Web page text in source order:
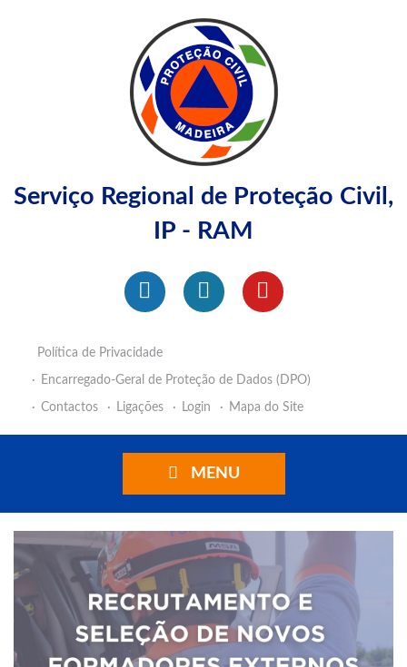
Serviço Regional de Proteção Civil,
IP - RAM
Política de Privacidade
Encarregado-Geral de Proteção de Dados (DPO)
Contactos
Ligações Login Mapa do Site
MENU